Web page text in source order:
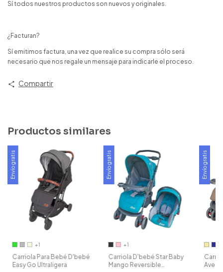
Sí todos nuestros productos son nuevos y originales.
¿Facturan?
Sí emitimos factura, una vez que realice su compra sólo será
necesario que nos regale un mensaje para indicarle el proceso.
Compartir
Productos similares
Envío gratis
+1
Carriola Para Bebé D'bebé
Easy Go Ultraligera
Envío gratis
+1
Carriola D'bebé Star Baby
Mango Reversible
Envío gratis